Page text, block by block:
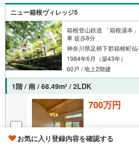
ニュー箱根ヴィレッジ5
箱根登山鉄道 「箱根湯本
車 徒歩8分
神奈川県足柄下郡箱根町仙
1984年6月（築43年）
60戸 / 地上2階建
1階 / 南 / 68.49m2 / 2LDK
700万円
お気に入り登録内容を確認する